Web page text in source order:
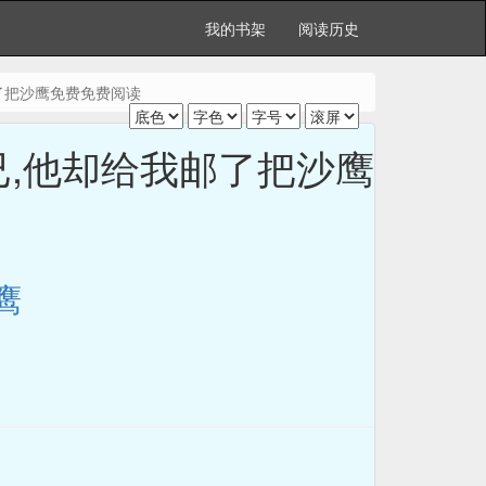
我的书架 阅读历史
沙鹰免费免费阅读
他却给我邮了把沙鹰